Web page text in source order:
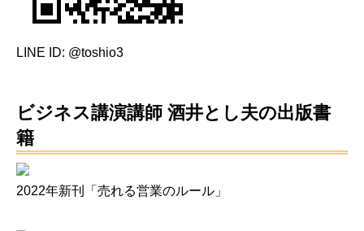
LINE ID: @toshio3
ビジネス講演講師 酒井とし夫の出版書
籍
2022年新刊「売れる営業のルール」